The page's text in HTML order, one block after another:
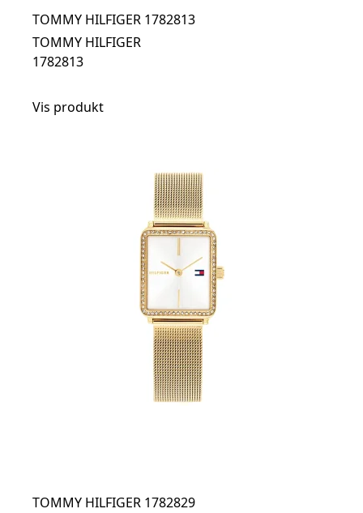
TOMMY HILFIGER 1782813
TOMMY HILFIGER
1782813
Vis produkt
TOMMY HILFIGER 1782829